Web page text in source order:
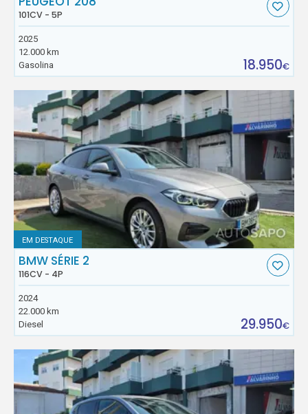
101CV - 5P
2025
12.000 km
Gasolina
18.950€
EM DESTAQUE
BMW SÉRIE 2
116CV - 4P
2024
22.000 km
Diesel
29.950€